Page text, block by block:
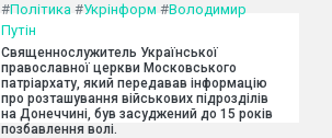
#Політика #Укрінформ #Володимир
Путін
Священнослужитель Української
православної церкви Московського
патріархату, який передавав інформацію
про розташування військових підрозділів
на Донеччині, був засуджений до 15 років
позбавлення волі.